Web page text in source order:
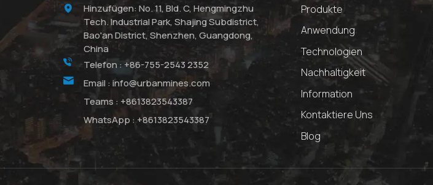
Hinzufügen: No. 11, Bld. C, Hengmingzhu
Tech. Industrial Park, Shajing Subdistrict,
Bao'an District, Shenzhen, Guangdong,
China
Telefon : +86-755-2543 2352
Email : info@urbanmines.com
Teams : +8613823543387
WhatsApp : +8613823543387
Produkte
Anwendung
Technologien
Nachhaltigkeit
Information
Kontaktiere Uns
Blog